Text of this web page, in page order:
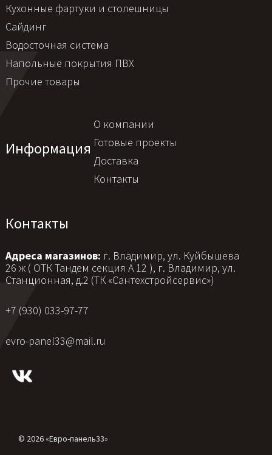
Кухонные фартуки и столешницы
Сайдинг
Водосточная система
Напольные покрытия ПВХ
Прочие товары
Информация
О компании
Готовые проекты
Доставка
Контакты
Контакты
Адреса магазинов: г. Владимир, ул. Куйбышева
26 ж ( ОТК Тандем секция А 12 ), г. Владимир, ул.
Станционная, д.2 (ТК «Сантехстройсервис»)
+7 (930) 033-97-77
evro-panel33@mail.ru
© 2026 «Евро-панель33»